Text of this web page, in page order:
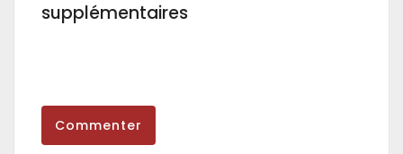
supplémentaires
Commenter